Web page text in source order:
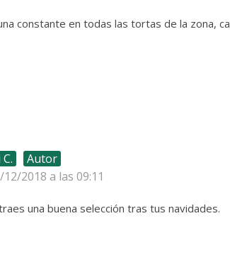
constante en todas las tortas de la zona,
Autor
2018 a las 09:11
una buena selección tras tus navidades.